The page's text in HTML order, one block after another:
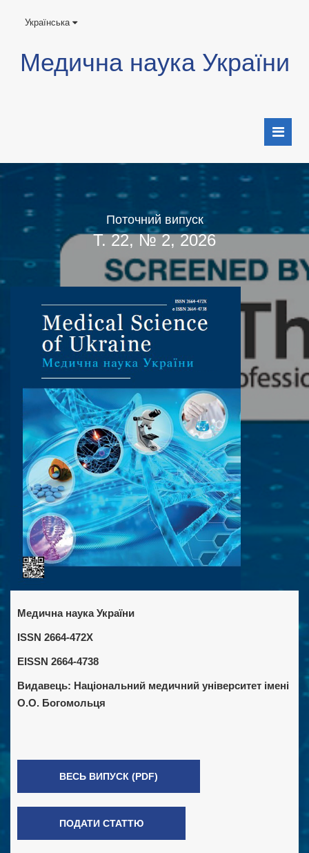
Українська
Медична наука України
Поточний випуск
Т. 22, № 2, 2026
Медична наука України
ISSN 2664-472X
EISSN 2664-4738
Видавець: Національний медичний університет імені
О.О. Богомольця
ВЕСЬ ВИПУСК (PDF)
ПОДАТИ СТАТТЮ